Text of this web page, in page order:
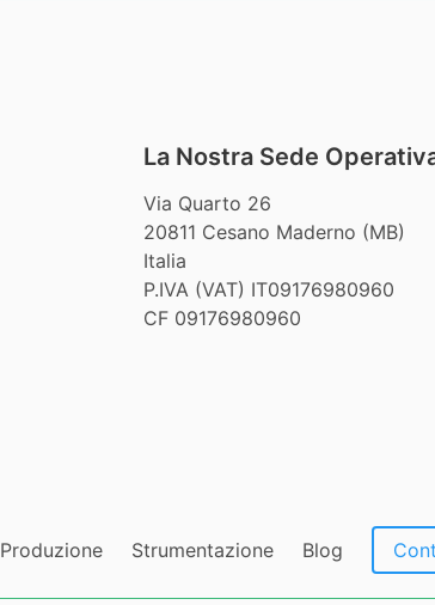
La Nostra Sede
Via Quarto 26
20811 Cesano Maderno (MB)
Italia
P.IVA (VAT) IT09176980960
CF 09176980960
Produzione Strumentazione Blog